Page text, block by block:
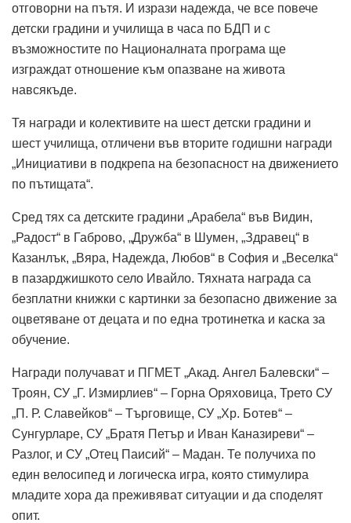
отговорни на пътя. И изрази надежда, че все повече
детски градини и училища в часа по БДП и с
възможностите по Националната програма ще
изграждат отношение към опазване на живота
навсякъде.
Тя награди и колективите на шест детски градини и
шест училища, отличени във вторите годишни награди
„Инициативи в подкрепа на безопасност на движението
по пътищата“.
Сред тях са детските градини „Арабела“ във Видин,
„Радост“ в Габрово, „Дружба“ в Шумен, „Здравец“ в
Казанлък, „Вяра, Надежда, Любов“ в София и „Веселка“
в пазарджишкото село Ивайло. Тяхната награда са
безплатни книжки с картинки за безопасно движение за
оцветяване от децата и по една тротинетка и каска за
обучение.
Награди получават и ПГМЕТ „Акад. Ангел Балевски“ –
Троян, СУ „Г. Измирлиев“ – Горна Оряховица, Трето СУ
„П. Р. Славейков“ – Търговище, СУ „Хр. Ботев“ –
Сунгурларе, СУ „Братя Петър и Иван Каназиреви“ –
Разлог, и СУ „Отец Паисий“ – Мадан. Те получиха по
един велосипед и логическа игра, която стимулира
младите хора да преживяват ситуации и да споделят
опит.